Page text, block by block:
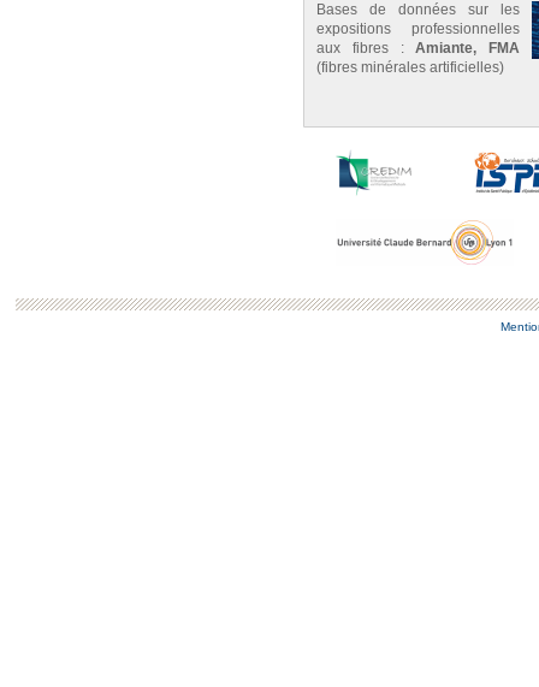
Bases de données sur les
expositions professionnelles
aux fibres :Amiante, FMA
(fibres minérales artificielles)